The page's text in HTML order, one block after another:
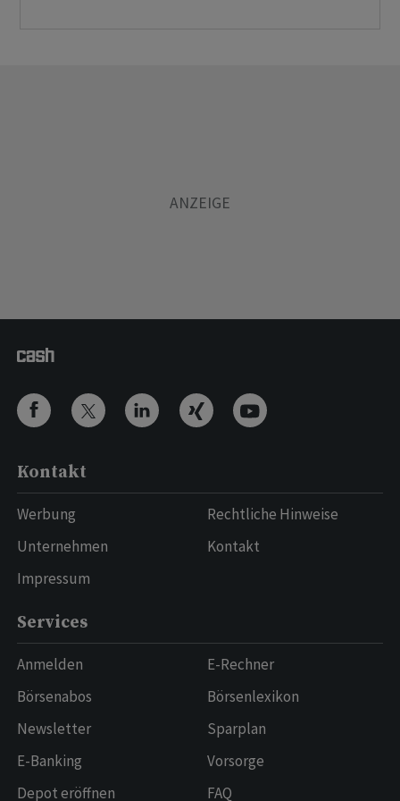
Kontakt
Werbung
Unternehmen
Impressum
Rechtliche Hinweise
Kontakt
Services
Anmelden
Börsenabos
Newsletter
E-Banking
Depot eröffnen
E-Rechner
Börsenlexikon
Sparplan
Vorsorge
FAQ